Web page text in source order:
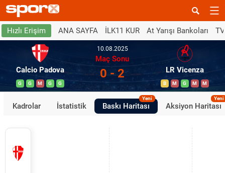
Hızlı Erişim ANA SAYFA İLK11 KUR At Yarışı Bankoları
Calcio Padova
G G M G G
10.08.2025
Maç Sonu
0 - 2 LR Vicenza
B M G M M
Kadrolar İstatistik Baskı Haritası
Yeni
Aksiyon Haritası
Yeni